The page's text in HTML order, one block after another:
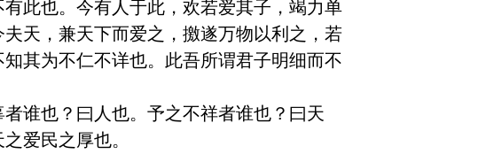
此也。今有人于此，欢若爱其子，竭力单
天，兼天下而爱之，撽遂万物以利之，若
其为不仁不详也。此吾所谓君子明细而不
谁也？曰人也。予之不祥者谁也？曰天
爱民之厚也。